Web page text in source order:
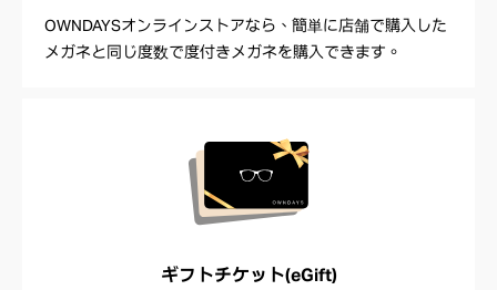
OWNDAYSオンラインストアなら、簡単に店舗で購入した
メガネと同じ度数で度付きメガネを購入できます。
ギフトチケット(eGift)